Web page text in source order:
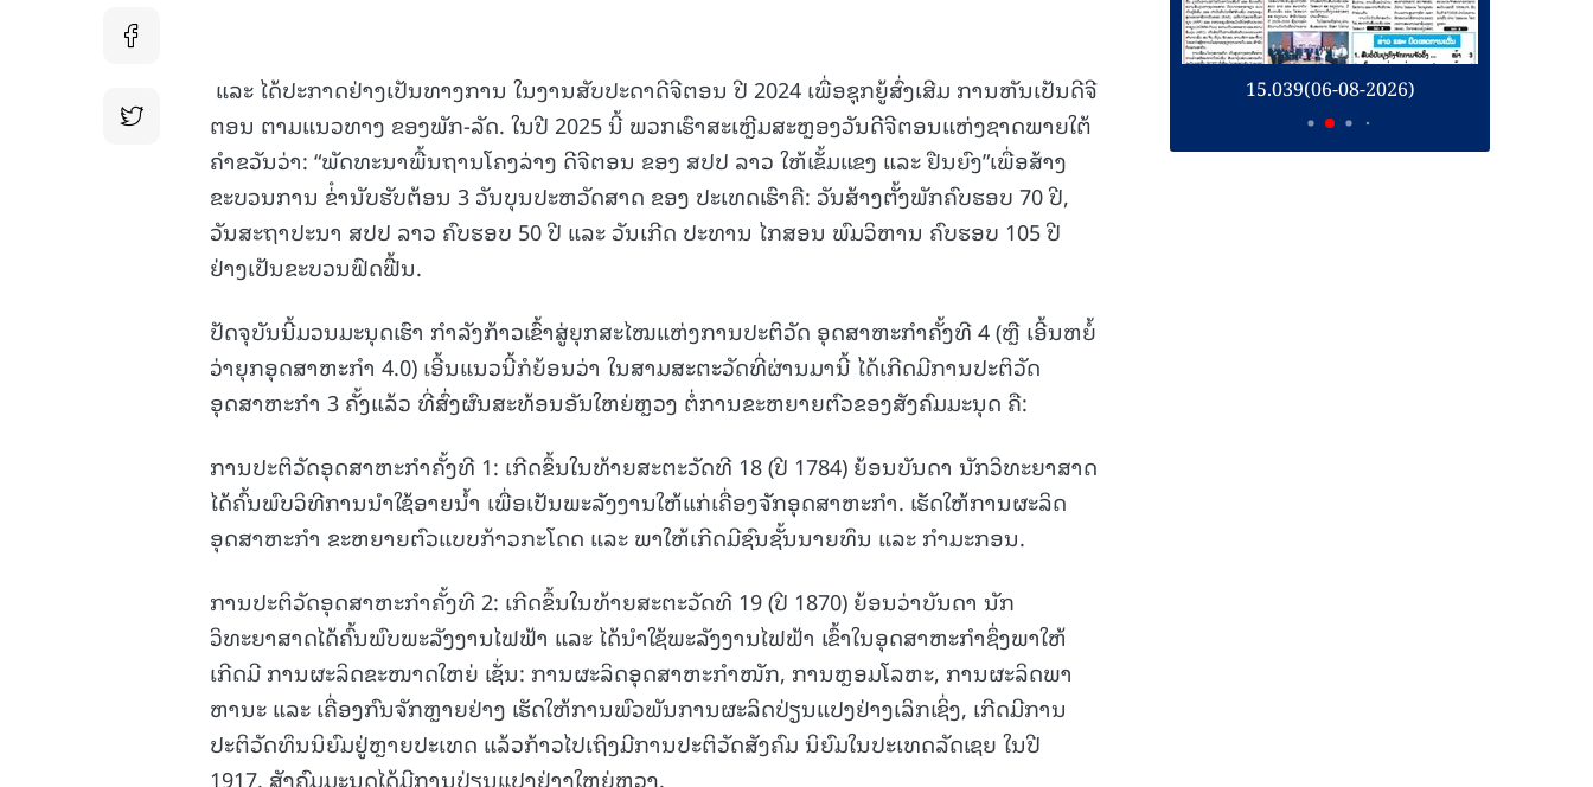
ແລະ ໄດ້ປະກາດຢ່າງເປັນທາງການ ໃນງານສັບປະດາດີຈີຕອນ ປີ 2024 ເພື່ອຊຸກຍູ້ສົ່ງເສີມ ການຫັນເປັນດີຈີ
ຕອນ ຕາມແນວທາງ ຂອງພັກ-ລັດ. ໃນປີ 2025 ນີ້ ພວກເຮົາສະເຫຼີມສະຫຼອງວັນດີຈີຕອນແຫ່ງຊາດພາຍໃຕ້
ຄຳຂວັນວ່າ: “ພັດທະນາພື້ນຖານໂຄງລ່າງ ດີຈີຕອນ ຂອງ ສປປ ລາວ ໃຫ້ເຂັ້ມແຂງ ແລະ ຢືນຍົງ”ເພື່ອສ້າງ
ຂະບວນການ ຂ່ໍານັບຮັບຕ້ອນ 3 ວັນບຸນປະຫວັດສາດ ຂອງ ປະເທດເຮົາຄື: ວັນສ້າງຕັ້ງພັກຄົບຮອບ 70 ປີ,
ວັນສະຖາປະນາ ສປປ ລາວ ຄົບຮອບ 50 ປີ ແລະ ວັນເກີດ ປະທານ ໄກສອນ ພົມວິຫານ ຄົບຮອບ 105 ປີ
ຢ່າງເປັນຂະບວນຟົດຟື້ນ.
ປັດຈຸບັນນີ້ມວນມະນຸດເຮົາ ກໍາລັງກ້າວເຂົ້າສູ່ຍຸກສະໄໝແຫ່ງການປະຕິວັດ ອຸດສາຫະກຳຄັ້ງທີ 4 (ຫຼື ເອີ້ນຫຍໍ້
ວ່າຍຸກອຸດສາຫະກໍາ 4.0) ເອີ້ນແນວນີ້ກໍຍ້ອນວ່າ ໃນສາມສະຕະວັດທີ່ຜ່ານມານີ້ ໄດ້ເກີດມີການປະຕິວັດ
ອຸດສາຫະກຳ 3 ຄັ້ງແລ້ວ ທີ່ສົ່ງຜົນສະທ້ອນອັນໃຫຍ່ຫຼວງ ຕໍ່ການຂະຫຍາຍຕົວຂອງສັງຄົມມະນຸດ ຄື:
ການປະຕິວັດອຸດສາຫະກຳຄັ້ງທີ 1: ເກີດຂຶ້ນໃນທ້າຍສະຕະວັດທີ 18 (ປີ 1784) ຍ້ອນບັນດາ ນັກວິທະຍາສາດ
ໄດ້ຄົ້ນພົບວິທີການນໍາໃຊ້ອາຍນໍ້າ ເພື່ອເປັນພະລັງງານໃຫ້ແກ່ເຄື່ອງຈັກອຸດສາຫະກຳ. ເຮັດໃຫ້ການຜະລິດ
ອຸດສາຫະກຳ ຂະຫຍາຍຕົວແບບກ້າວກະໂດດ ແລະ ພາໃຫ້ເກີດມີຊົນຊັ້ນນາຍທຶນ ແລະ ກຳມະກອນ.
ການປະຕິວັດອຸດສາຫະກຳຄັ້ງທີ 2: ເກີດຂຶ້ນໃນທ້າຍສະຕະວັດທີ 19 (ປີ 1870) ຍ້ອນວ່າບັນດາ ນັກ
ວິທະຍາສາດໄດ້ຄົ້ນພົບພະລັງງານໄຟຟ້າ ແລະ ໄດ້ນໍາໃຊ້ພະລັງງານໄຟຟ້າ ເຂົ້າໃນອຸດສາຫະກຳຊຶ່ງພາໃຫ້
ເກີດມີ ການຜະລິດຂະໜາດໃຫຍ່ ເຊັ່ນ: ການຜະລິດອຸດສາຫະກຳໜັກ, ການຫຼອມໂລຫະ, ການຜະລິດພາ
ຫານະ ແລະ ເຄື່ອງກົນຈັກຫຼາຍຢ່າງ ເຮັດໃຫ້ການພົວພັນການຜະລິດປ່ຽນແປງຢ່າງເລິກເຊິ່ງ, ເກີດມີການ
ປະຕິວັດທຶນນິຍົມຢູ່ຫຼາຍປະເທດ ແລ້ວກ້າວໄປເຖິງມີການປະຕິວັດສັງຄົມ ນິຍົມໃນປະເທດລັດເຊຍ ໃນປີ
1917. ສັງຄົມມະນຸດໄດ້ມີການປ່ຽນແປງຢ່າງໃຫຍ່ຫຼວງ.
15.040(07-08-2026) 15.039(06-08-2026)